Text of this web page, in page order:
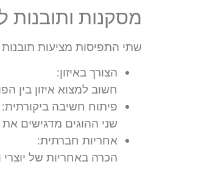
מסקנות ותובנות
שתי התפיסות מציעות
הצורך באיזון:
חשוב למצוא איזון בין
פיתוח חשיבה ביקורתית:
שני ההוגים מדגישים
אחריות חברתית:
הכרה באחריות של יוצרי